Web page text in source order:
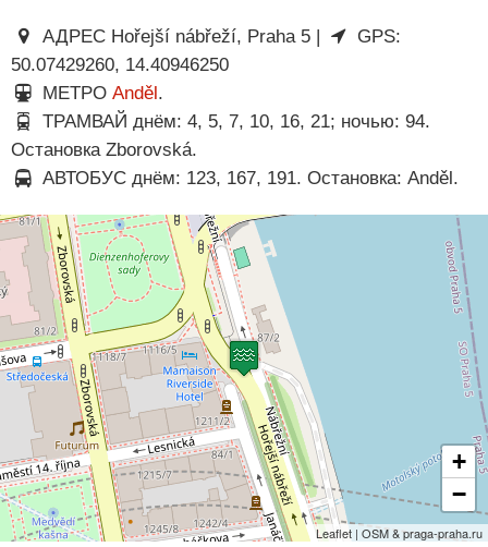
АДРЕС Hořejší nábřeží, Praha 5 |
GPS:
50.07429260, 14.40946250
МЕТРО Anděl.
ТРАМВАЙ днём: 4, 5, 7, 10, 16, 21; ночью: 94.
Остановка Zborovská.
АВТОБУС днём: 123, 167, 191. Остановка: Anděl.
+
−
Leaflet | OSM & praga-praha.ru